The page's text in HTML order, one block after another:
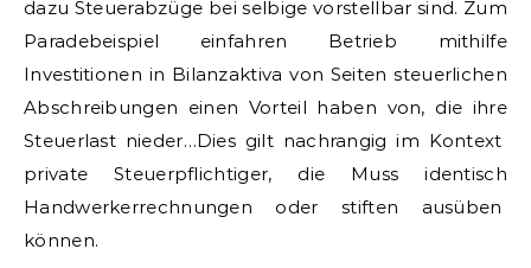
dazu Steuerabzüge bei selbige vorstellbar sind. Zum
Paradebeispiel einfahren Betrieb mithilfe
Investitionen in Bilanzaktiva von Seiten steuerlichen
Abschreibungen einen Vorteil haben von, die ihre
Steuerlast nieder…Dies gilt nachrangig im Kontext
private Steuerpflichtiger, die Muss identisch
Handwerkerrechnungen oder stiften ausüben
können.